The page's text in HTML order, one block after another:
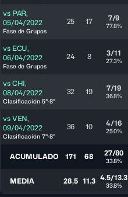
vs PAR,
05/04/2022
Fase de Grupos
25 17 7/9
77.8%
vs ECU,
06/04/2022
Fase de Grupos
24 8 3/11
27.3%
vs CHI,
08/04/2022
Clasificación 5°-8°
32 19 7/19
36.8%
vs VEN,
09/04/2022
Clasificación 7°-8°
36 10 4/16
25.0%
ACUMULADO 171 68 27/80
33.8%
MEDIA 28.5 11.3 4.5/13.3
33.8%